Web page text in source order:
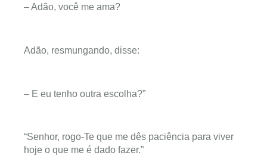
– Adão, você me ama?
Adão, resmungando, disse:
– E eu tenho outra escolha?”
“Senhor, rogo-Te que me dês paciência para viver
hoje o que me é dado fazer.”